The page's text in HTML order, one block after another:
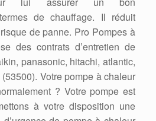
de chauffage. Il réduit
de panne. Pro Pompes à
des contrats d’entretien de
panasonic, hitachi, atlantic,
Votre pompe à chaleur
? Votre pompe est
à votre disposition une